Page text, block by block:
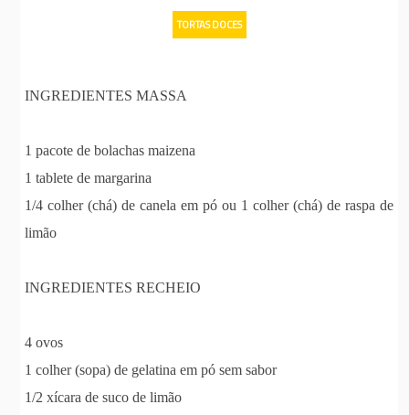
TORTAS DOCES
INGREDIENTES MASSA
1 pacote de bolachas maizena
1 tablete de margarina
1/4 colher (chá) de canela em pó ou 1 colher (chá) de raspa de
limão
INGREDIENTES RECHEIO
4 ovos
1 colher (sopa) de gelatina em pó sem sabor
1/2 xícara de suco de limão